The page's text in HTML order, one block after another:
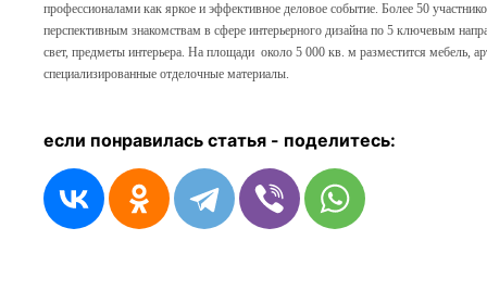
профессионалами как яркое и эффективное деловое событие. Более 50
перспективным знакомствам в сфере интерьерного дизайна по 5 ключевым
свет, предметы интерьера. На площади около 5 000 кв. м разместится мебель,
специализированные отделочные материалы.
если понравилась статья - поделитесь: